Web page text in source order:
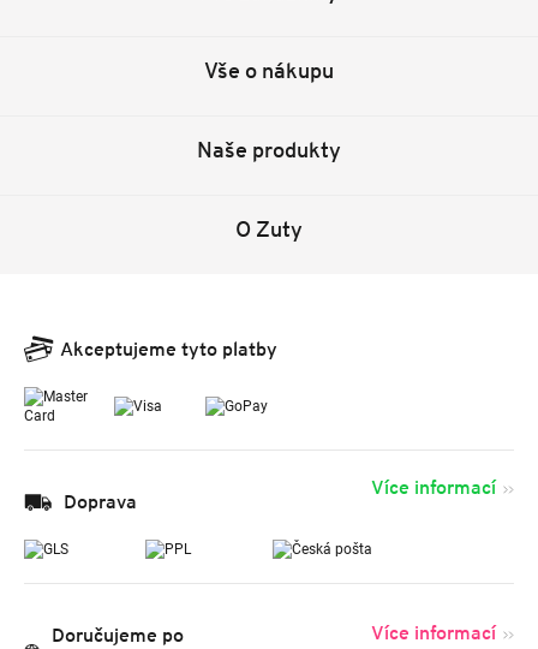
Vše o nákupu
Naše produkty
O Zuty
Akceptujeme tyto platby
Doprava
Více informací
Doručujeme po
Více informací